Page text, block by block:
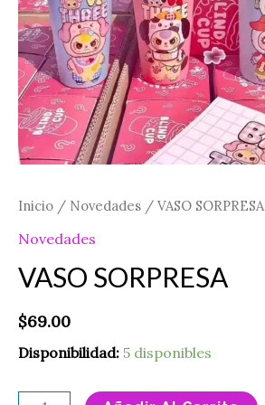
Inicio / Novedades / VASO SORPRESA
Novedades
VASO SORPRESA
$69.00
Disponibilidad: 5 disponibles